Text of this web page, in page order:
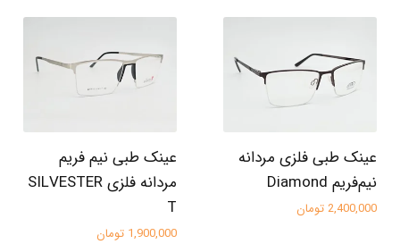
عینک طبی فلزی مردانه
نیم‌فریم Diamond
2,400,000 تومان
عینک طبی نیم فریم
مردانه فلزی SILVESTER
T
1,900,000 تومان